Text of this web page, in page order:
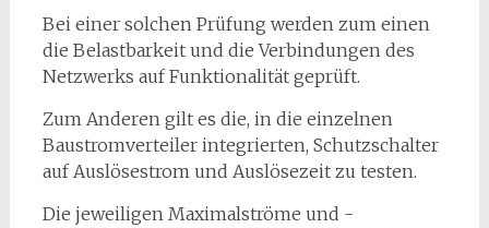
Bei einer solchen Prüfung werden zum einen
die Belastbarkeit und die Verbindungen des
Netzwerks auf Funktionalität geprüft.
Zum Anderen gilt es die, in die einzelnen
Baustromverteiler integrierten, Schutzschalter
auf Auslösestrom und Auslösezeit zu testen.
Die jeweiligen Maximalströme und -